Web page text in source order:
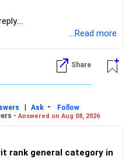
this allocation.
funds.
...Read more
Share
| Ask -
Follow
- Answered on Aug 08, 2026
rank general category in